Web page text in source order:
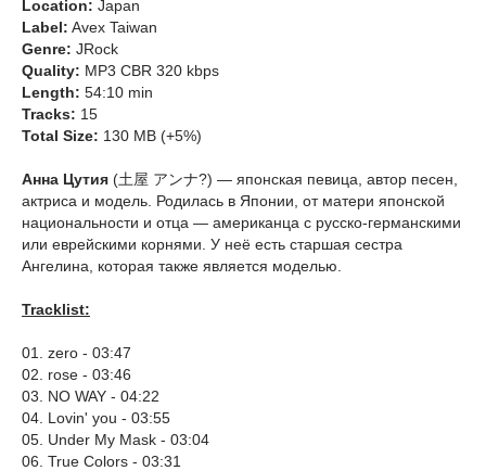
Location: Japan
Label: Avex Taiwan
Genre: JRock
Quality: MP3 CBR 320 kbps
Length: 54:10 min
Tracks: 15
Total Size: 130 MB (+5%)
Анна Цутия (土屋 アンナ?) — японская певица, автор песен,
актриса и модель. Родилась в Японии, от матери японской
национальности и отца — американца с русско-германскими
или еврейскими корнями. У неё есть старшая сестра
Ангелина, которая также является моделью.
Tracklist:
01. zero - 03:47
02. rose - 03:46
03. NO WAY - 04:22
04. Lovin' you - 03:55
05. Under My Mask - 03:04
06. True Colors - 03:31